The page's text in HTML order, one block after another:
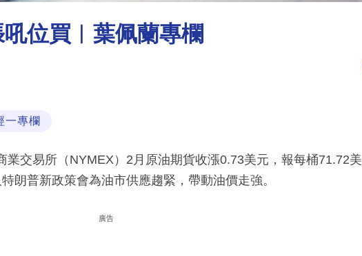
位買︳葉佩蘭專欄
一專欄
業交易所（NYMEX）2月原油期貨收漲0.73美元，報每桶71.72美
朗普新政策會為油市供應趨緊，帶動油價走強。
廣告